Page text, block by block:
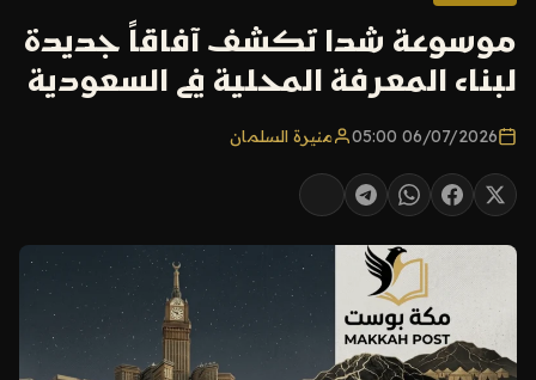
موسوعة شدا تكشف آفاقاً جديدة
لبناء المعرفة المحلية في السعودية
06/07/2026 05:00 منيرة السلمان